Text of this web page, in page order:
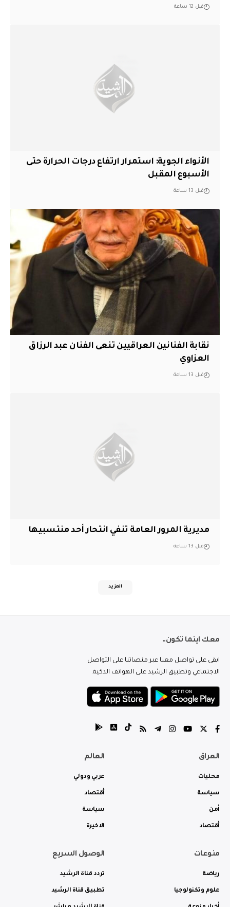
قبل 12 ساعة
الأنواء الجوية: استمرار ارتفاع درجات الحرارة حتى
الأسبوع المقبل
قبل 13 ساعة
نقابة الفنانين العراقيين تنعى الفنان عبد الرزاق
العزاوي
قبل 13 ساعة
مديرية المرور العامة تنفي انتحار أحد منتسبيها
قبل 13 ساعة
المزيد
معك اينما تكون..
ابقى على تواصل معنا عبر منصاتنا على التواصل
الاجتماعي وتطبيق الرشيد على الهواتف الذكية.
العراق
محليات
سياسة
أمن
أقتصاد
العالم
عربي ودولي
أقتصاد
سياسة
الاخيرة
منوعات
رياضة
علوم وتكنولوجيا
الوصول السريع
تردد قناة الرشيد
تطبيق قناة الرشيد